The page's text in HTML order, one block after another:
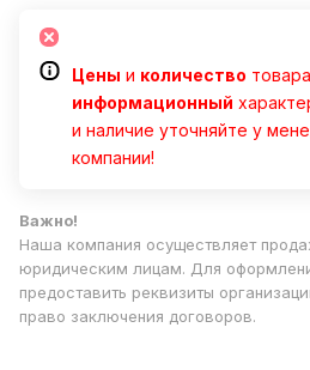
Цены и количество
информационный
и наличие уточняйте у
компании!
Важно!
Наша компания осуществляет
юридическим лицам. Для
предоставить реквизиты
право заключения договоров.